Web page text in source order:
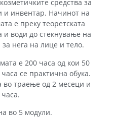
средства за
и инвентар. Начинот на
е преку теоретската
и води до стекнување на
нега на лице и тело.
е 200 часа од кои 50
се практична обука.
во траење од 2 месеци и
во 5 модули.